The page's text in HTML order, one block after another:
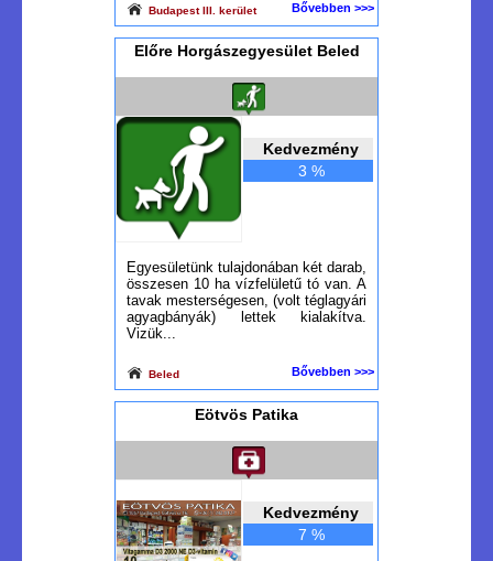
Budapest III. kerület Bővebben >>>
Előre Horgászegyesület Beled
Kedvezmény
3 %
Egyesületünk tulajdonában két darab,
összesen 10 ha vízfelületű tó van. A
tavak mesterségesen, (volt téglagyári
agyagbányák) lettek kialakítva.
Vizük...
Beled Bővebben >>>
Eötvös Patika
Kedvezmény
7 %